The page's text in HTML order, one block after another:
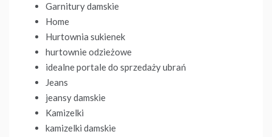
Garnitury damskie
Home
Hurtownia sukienek
hurtownie odzieżowe
idealne portale do sprzedaży ubrań
Jeans
jeansy damskie
Kamizelki
kamizelki damskie